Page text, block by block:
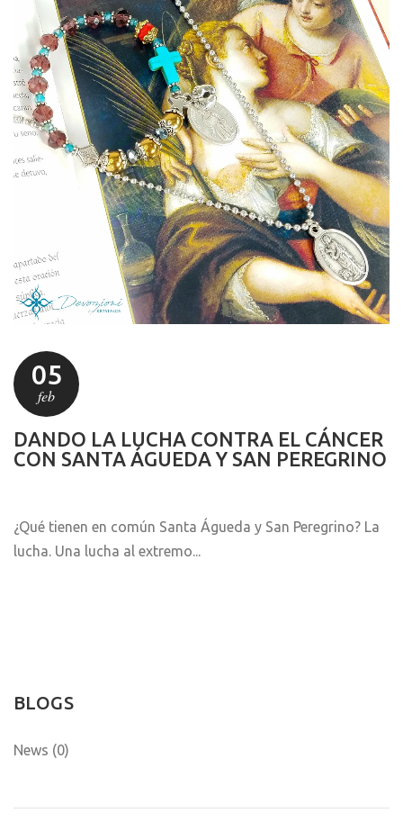
05
feb
DANDO LA LUCHA CONTRA EL CÁNCER
CON SANTA ÁGUEDA Y SAN PEREGRINO
¿Qué tienen en común Santa Águeda y San Peregrino? La
lucha. Una lucha al extremo...
BLOGS
News (0)